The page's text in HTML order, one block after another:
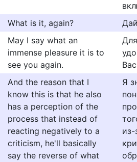
What is it, again?
May I say what an
immense pleasure it is to
see you again.
And the reason that I
know this is that he also
has a perception of the
process that instead of
reacting negatively to a
criticism, he'll basically
say the reverse of what
Я
из-